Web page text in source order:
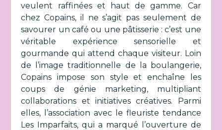
veulent raffinées et haut de gamme. Car
chez Copains, il ne s’agit pas seulement de
savourer un café ou une pâtisserie : c’est une
véritable expérience sensorielle et
gourmande qui attend chaque visiteur. Loin
de l’image traditionnelle de la boulangerie,
Copains impose son style et enchaîne les
coups de génie marketing, multipliant
collaborations et initiatives créatives. Parmi
elles, l’association avec le fleuriste tendance
Les Imparfaits, qui a marqué l’ouverture de